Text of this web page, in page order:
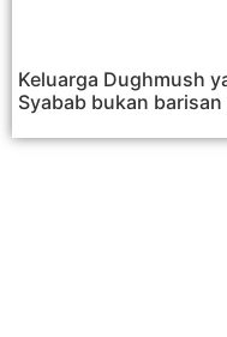
Keluarga Dughmush
Syabab bukan